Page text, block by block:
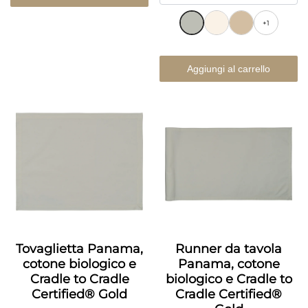
+1
Aggiungi al carrello
Tovaglietta Panama,
cotone biologico e
Cradle to Cradle
Certified® Gold
Runner da tavola
Panama, cotone
biologico e Cradle to
Cradle Certified®